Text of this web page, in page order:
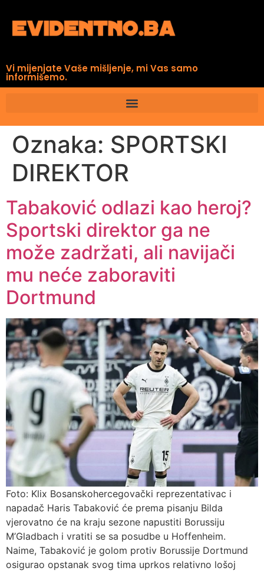
Vi mijenjate Vaše mišljenje, mi Vas samo
informišemo.
Oznaka: SPORTSKI
DIREKTOR
Tabaković odlazi kao heroj?
Sportski direktor ga ne
može zadržati, ali navijači
mu neće zaboraviti
Dortmund
Foto: Klix Bosanskohercegovački reprezentativac i
napadač Haris Tabaković će prema pisanju Bilda
vjerovatno će na kraju sezone napustiti Borussiju
M’Gladbach i vratiti se sa posudbe u Hoffenheim.
Naime, Tabaković je golom protiv Borussije Dortmund
osigurao opstanak svog tima uprkos relativno lošoj